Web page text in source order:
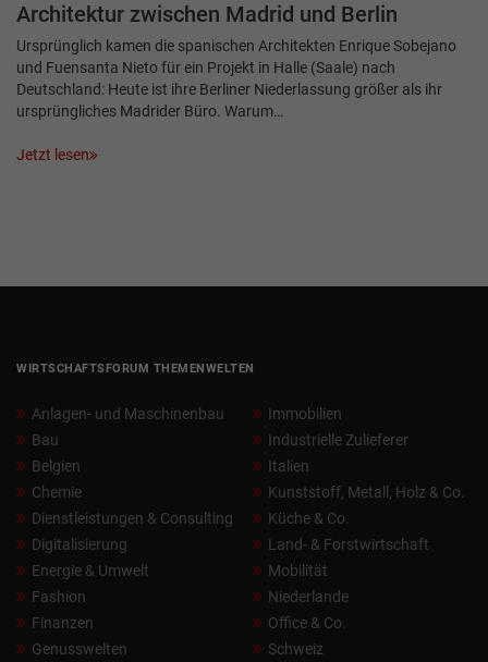
Architektur zwischen Madrid und ­Berlin
Ursprünglich kamen die spanischen Architekten Enrique Sobejano
und Fuensanta Nieto für ein Projekt in Halle (Saale) nach
Deutschland: Heute ist ihre Berliner Niederlassung größer als ihr
ursprüngliches Madrider Büro. Warum…
Jetzt lesen
WIRTSCHAFTSFORUM THEMENWELTEN
Anlagen- und Maschinenbau
Bau
Belgien
Chemie
Dienstleistungen & Consulting
Digitalisierung
Energie & Umwelt
Fashion
Finanzen
Genusswelten
Immobilien
Industrielle Zulieferer
Italien
Kunststoff, Metall, Holz & Co.
Küche & Co.
Land- & Forstwirtschaft
Mobilität
Niederlande
Office & Co.
Schweiz